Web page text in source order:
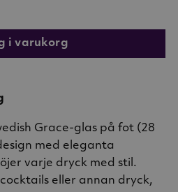
i varukorg
Grace-glas på fot (28
med eleganta
varje dryck med stil.
eller annan dryck,